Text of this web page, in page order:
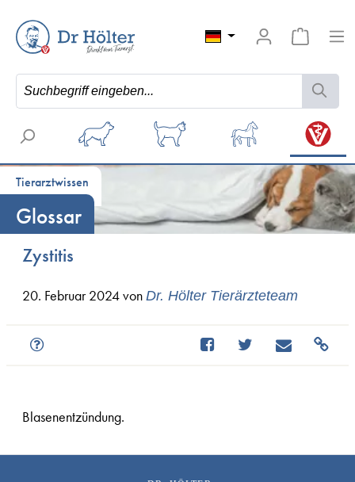
Tierarztwissen
Glossar
Zystitis
20. Februar 2024von Dr. Hölter Tierärzteteam
Blasenentzündung.